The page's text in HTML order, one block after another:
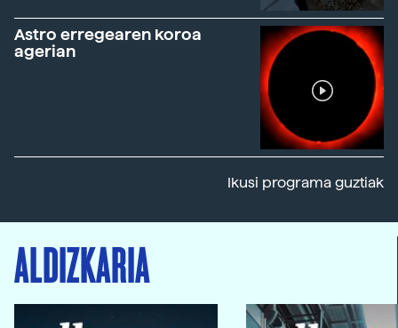
Astro erregearen koroa
agerian
Ikusi programa guztiak
ALDIZKARIA